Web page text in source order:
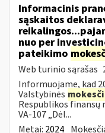
Informacinis
sąskaitos
nuo per
pateikimo
Web turinio sąrašas
Informuojame, kad
Valstybinės
Respublikos finansų
VA-107 „Dėl...
Metai: 2024